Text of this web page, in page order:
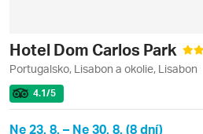
Hotel Dom Carlos Park
Portugalsko, Lisabon a okolie, Lisabon
4.1/5
Ne 23. 8. – Ne 30. 8. (8 dní)